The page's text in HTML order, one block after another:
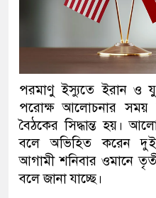
পরমাণু ইস্যুতে ইরান ও
পরোক্ষ আলোচনার সময়
বৈঠকের সিদ্ধান্ত হয়।
বলে অভিহিত করেন
আগামী শনিবার ওমানে
বলে জানা যাচ্ছে।